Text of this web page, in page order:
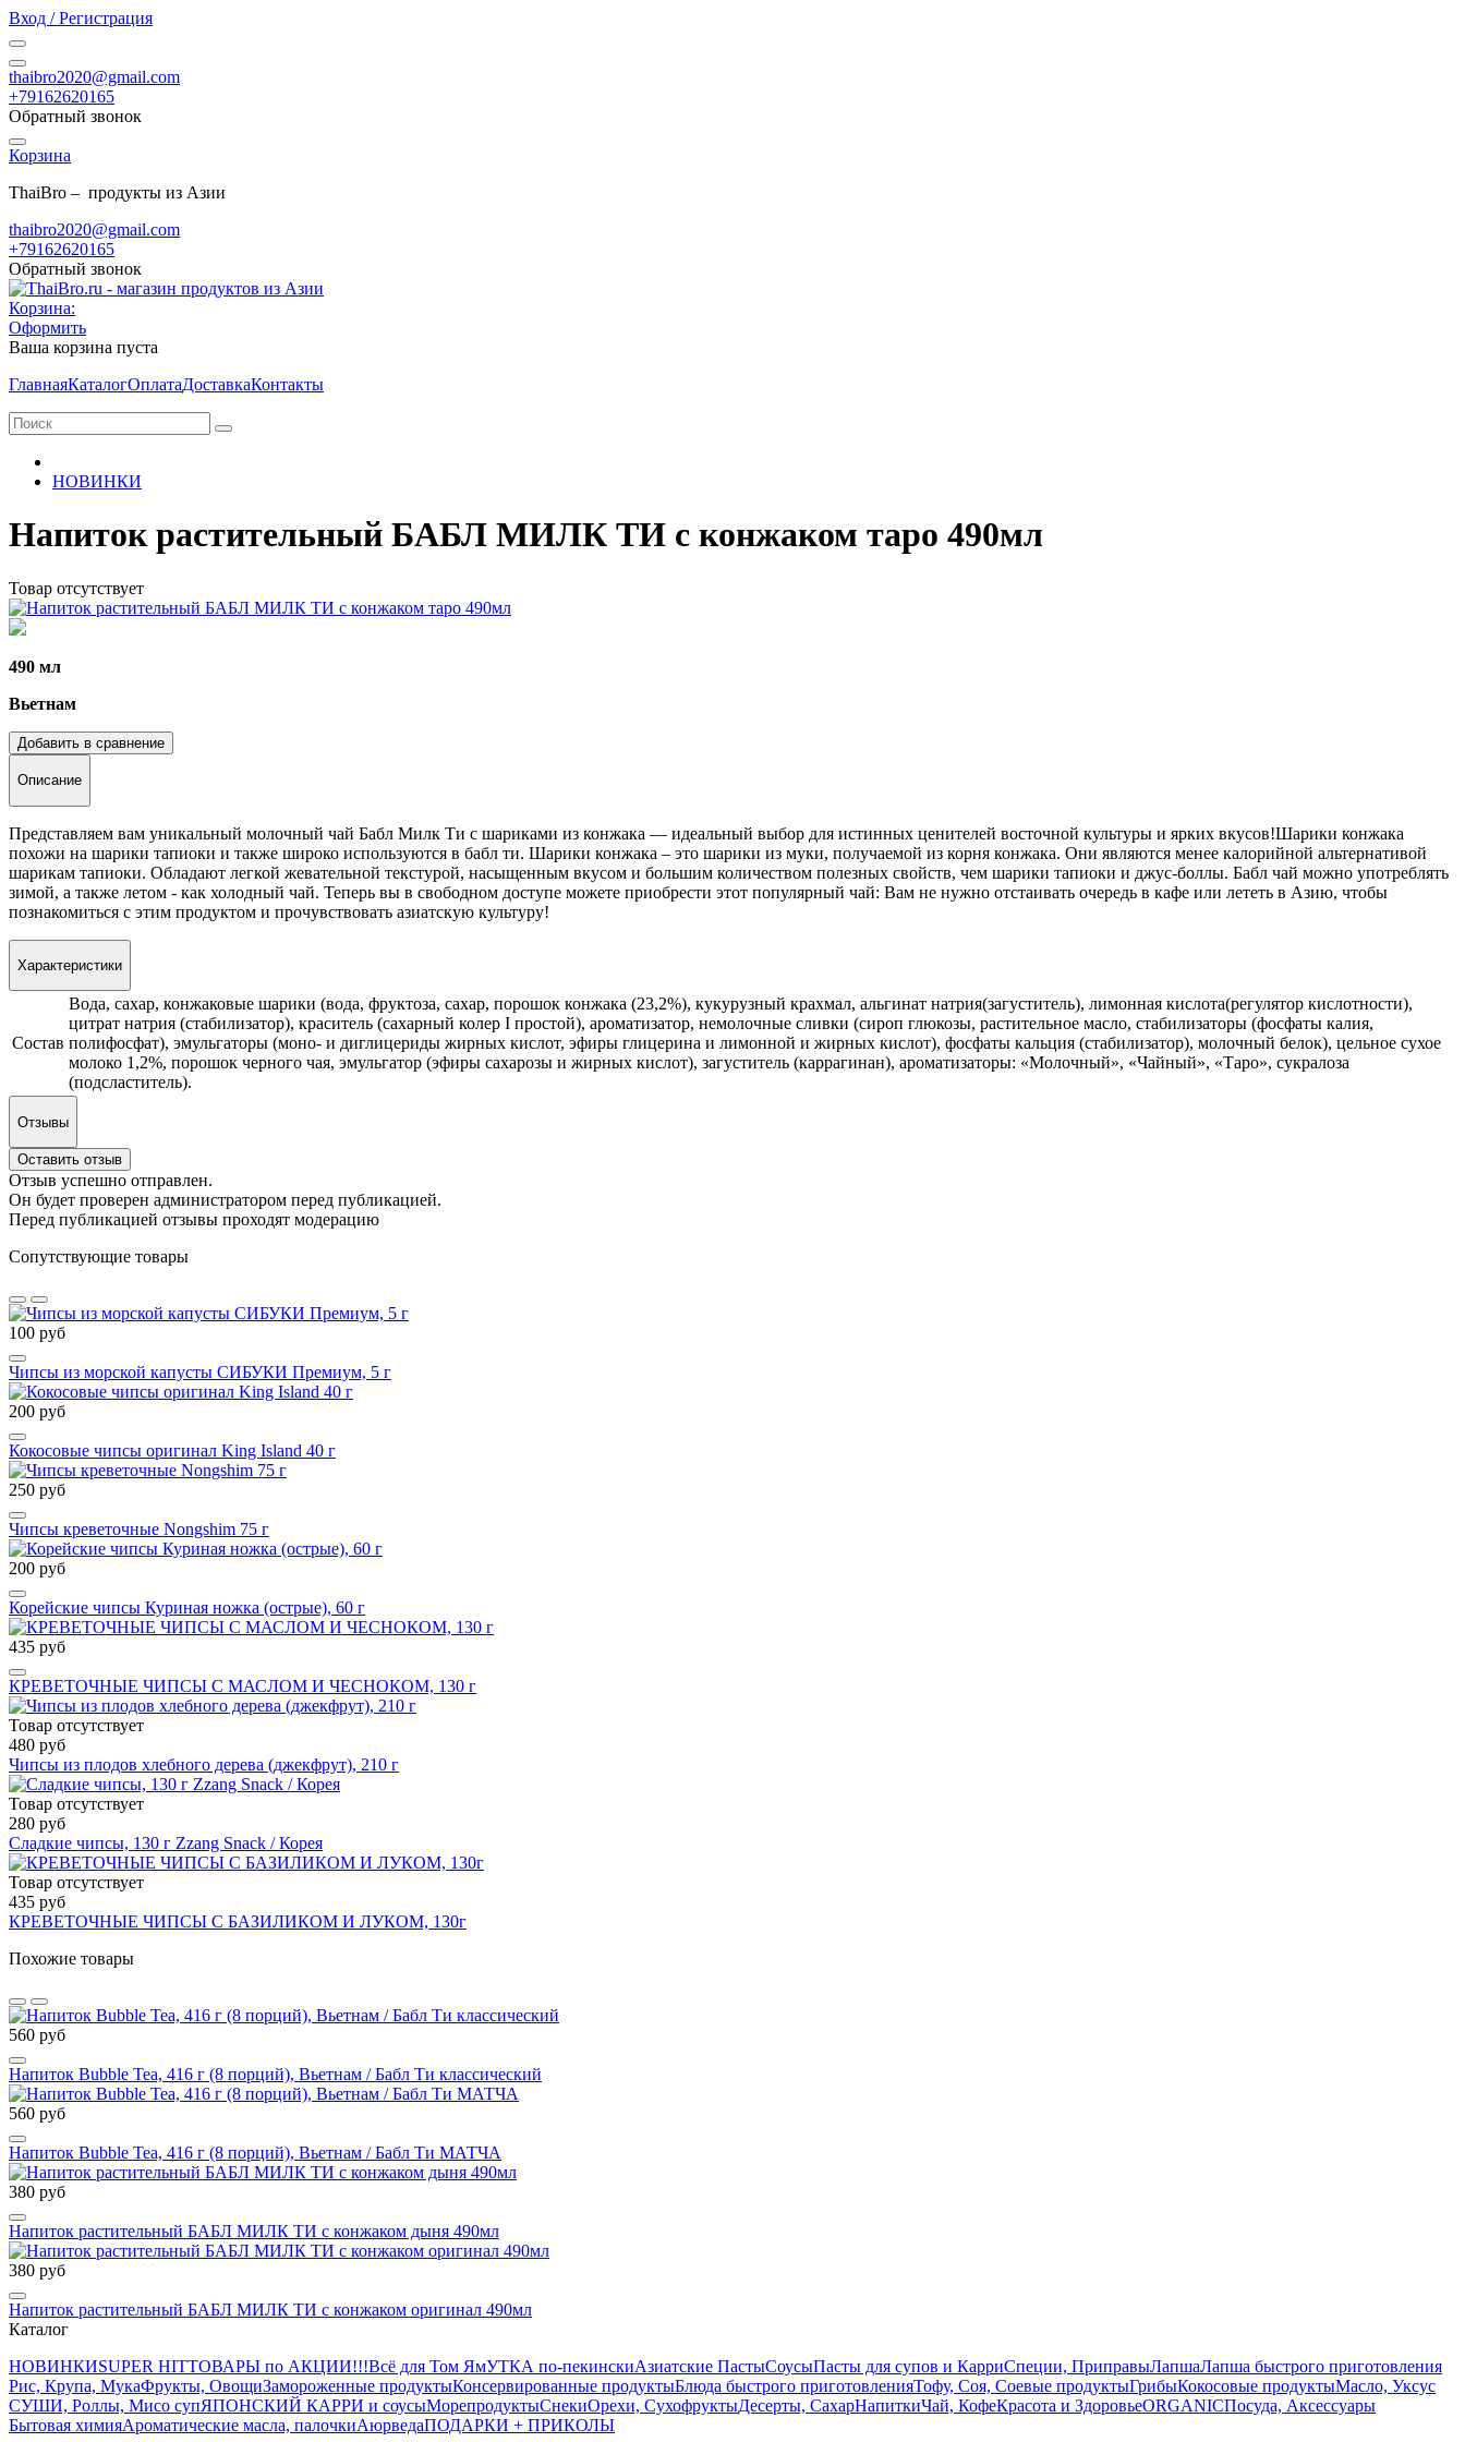
Вход / Регистрация
thaibro2020@gmail.com
+79162620165
Обратный звонок
Корзина
ThaiBro – продукты из Азии
thaibro2020@gmail.com
+79162620165
Обратный звонок
Корзина:
Оформить
Ваша корзина пуста
ГлавнаяКаталогОплатаДоставкаКонтакты
НОВИНКИ
Напиток растительный БАБЛ МИЛК ТИ с конжаком таро 490мл
Товар отсутствует
490 мл
Вьетнам
Добавить в сравнение
Описание
Представляем вам уникальный молочный чай Бабл Милк Ти с шариками из конжака — идеальный выбор для истинных ценителей восточной культуры и ярких вкусов!Шарики конжака
похожи на шарики тапиоки и также широко используются в бабл ти. Шарики конжака – это шарики из муки, получаемой из корня конжака. Они являются менее калорийной альтернативой
шарикам тапиоки. Обладают легкой жевательной текстурой, насыщенным вкусом и большим количеством полезных свойств, чем шарики тапиоки и джус-боллы. Бабл чай можно употреблять
зимой, а также летом - как холодный чай. Теперь вы в свободном доступе можете приобрести этот популярный чай: Вам не нужно отстаивать очередь в кафе или лететь в Азию, чтобы
познакомиться с этим продуктом и прочувствовать азиатскую культуру!
Характеристики
Состав
Вода, сахар, конжаковые шарики (вода, фруктоза, сахар, порошок конжака (23,2%), кукурузный крахмал, альгинат натрия(загуститель), лимонная кислота(регулятор кислотности),
цитрат натрия (стабилизатор), краситель (сахарный колер I простой), ароматизатор, немолочные сливки (сироп глюкозы, растительное масло, стабилизаторы (фосфаты калия,
полифосфат), эмульгаторы (моно- и диглицериды жирных кислот, эфиры глицерина и лимонной и жирных кислот), фосфаты кальция (стабилизатор), молочный белок), цельное сухое
молоко 1,2%, порошок черного чая, эмульгатор (эфиры сахарозы и жирных кислот), загуститель (каррагинан), ароматизаторы: «Молочный», «Чайный», «Таро», сукралоза
(подсластитель).
Отзывы
Оставить отзыв
Отзыв успешно отправлен.
Он будет проверен администратором перед публикацией.
Перед публикацией отзывы проходят модерацию
Сопутствующие товары
100 руб
Чипсы из морской капусты СИБУКИ Премиум, 5 г
200 руб
Кокосовые чипсы оригинал King Island 40 г
250 руб
Чипсы креветочные Nongshim 75 г
200 руб
Корейские чипсы Куриная ножка (острые), 60 г
435 руб
КРЕВЕТОЧНЫЕ ЧИПСЫ С МАСЛОМ И ЧЕСНОКОМ, 130 г
Товар отсутствует
480 руб
Чипсы из плодов хлебного дерева (джекфрут), 210 г
Товар отсутствует
280 руб
Сладкие чипсы, 130 г Zzang Snack / Корея
Товар отсутствует
435 руб
КРЕВЕТОЧНЫЕ ЧИПСЫ С БАЗИЛИКОМ И ЛУКОМ, 130г
Похожие товары
560 руб
Напиток Bubble Tea, 416 г (8 порций), Вьетнам / Бабл Ти классический
560 руб
Напиток Bubble Tea, 416 г (8 порций), Вьетнам / Бабл Ти МАТЧА
380 руб
Напиток растительный БАБЛ МИЛК ТИ с конжаком дыня 490мл
380 руб
Напиток растительный БАБЛ МИЛК ТИ с конжаком оригинал 490мл
Каталог
НОВИНКИSUPER HITТОВАРЫ по АКЦИИ!!!Всё для Том ЯмУТКА по-пекинскиАзиатские ПастыСоусыПасты для супов и КарриСпеции, ПриправыЛапшаЛапша быстрого приготовления
Рис, Крупа, МукаФрукты, ОвощиЗамороженные продуктыКонсервированные продуктыБлюда быстрого приготовленияТофу, Соя, Соевые продуктыГрибыКокосовые продуктыМасло, Уксус
СУШИ, Роллы, Мисо супЯПОНСКИЙ КАРРИ и соусыМорепродуктыСнекиОрехи, СухофруктыДесерты, СахарНапиткиЧай, КофеКрасота и ЗдоровьеORGANICПосуда, Аксессуары
Бытовая химияАроматические масла, палочкиАюрведаПОДАРКИ + ПРИКОЛЫ